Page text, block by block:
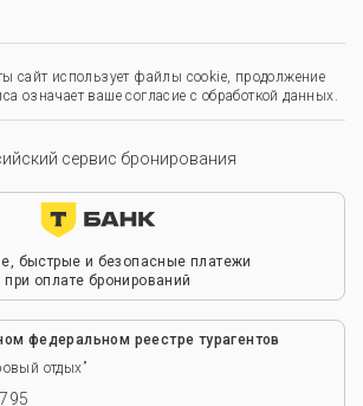
сайт использует файлы cookie, продолжение
означает ваше согласие с обработкой данных.
сервис бронирования
быстрые и безопасные платежи
при оплате бронирований
федеральном реестре турагентов
отдых”